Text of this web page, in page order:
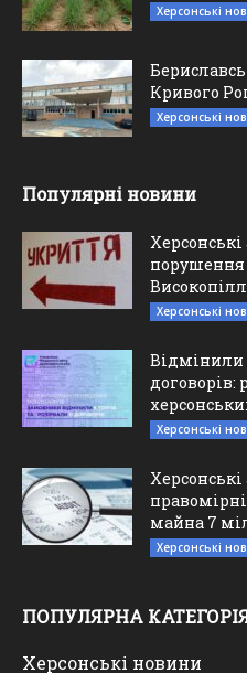
Херсонські
Кривого
Херсонські
Популярні новини
порушення
Херсонські
Відмінили
договорів:
Херсонські
майна 7
Херсонські
ПОПУЛЯРНА
Херсонські новини